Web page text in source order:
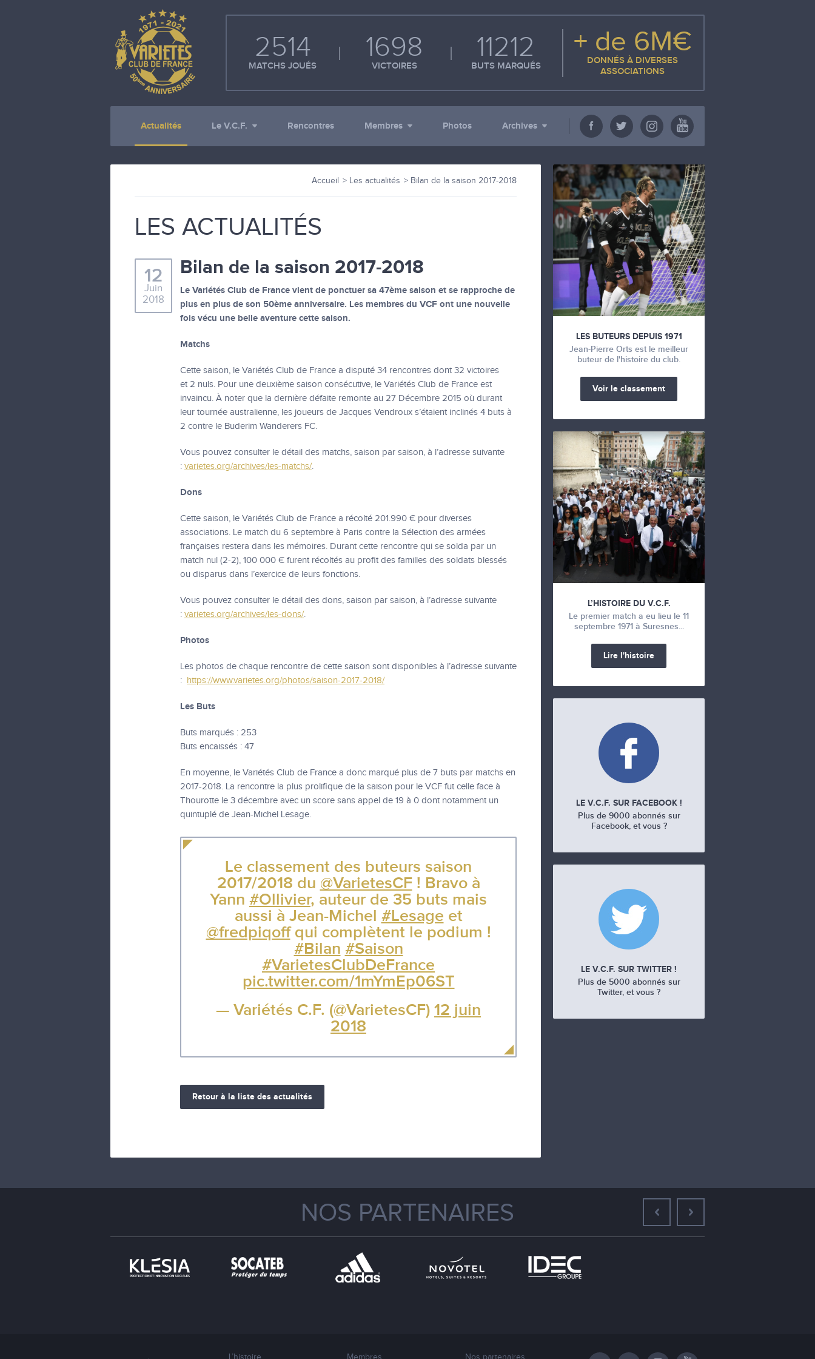
2514
MATCHS JOUÉS
1698
VICTOIRES
11212
BUTS MARQUÉS
+ de 6M€
DONNÉS À DIVERSES
ASSOCIATIONS
Actualités Le V.C.F. Rencontres Membres Photos Archives
Accueil Les actualités Bilan de la saison 2017-2018
LES ACTUALITÉS
Bilan de la saison 2017-2018
12
Juin
2018
Le Variétés Club de France vient de ponctuer sa 47ème saison et se rapproche de
plus en plus de son 50ème anniversaire. Les membres du VCF ont une nouvelle
fois vécu une belle aventure cette saison.
Matchs
Cette saison, le Variétés Club de France a disputé 34 rencontres dont 32 victoires
et 2 nuls. Pour une deuxième saison consécutive, le Variétés Club de France est
invaincu. À noter que la dernière défaite remonte au 27 Décembre 2015 où durant
leur tournée australienne, les joueurs de Jacques Vendroux s’étaient inclinés 4 buts à
2 contre le Buderim Wanderers FC.
Vous pouvez consulter le détail des matchs, saison par saison, à l’adresse suivante
: varietes.org/archives/les-matchs/.
Dons
Cette saison, le Variétés Club de France a récolté 201.990 € pour diverses
associations. Le match du 6 septembre à Paris contre la Sélection des armées
françaises restera dans les mémoires. Durant cette rencontre qui se solda par un
match nul (2-2), 100 000 € furent récoltés au profit des familles des soldats blessés
ou disparus dans l’exercice de leurs fonctions.
Vous pouvez consulter le détail des dons, saison par saison, à l’adresse suivante
: varietes.org/archives/les-dons/.
Photos
Les photos de chaque rencontre de cette saison sont disponibles à l’adresse suivante
: https://www.varietes.org/photos/saison-2017-2018/
Les Buts
Buts marqués : 253
Buts encaissés : 47
En moyenne, le Variétés Club de France a donc marqué plus de 7 buts par matchs en
2017-2018. La rencontre la plus prolifique de la saison pour le VCF fut celle face à
Thourotte le 3 décembre avec un score sans appel de 19 à 0 dont notamment un
quintuplé de Jean-Michel Lesage.
Le classement des buteurs saison
2017/2018 du @VarietesCF! Bravo à
Yann #Ollivier, auteur de 35 buts mais
aussi à Jean-Michel #Lesage et
@fredpiqoffqui complètent le podium !
#Bilan #Saison
#VarietesClubDeFrance
pic.twitter.com/1mYmEp06ST
— Variétés C.F. (@VarietesCF) 12 juin
2018
Retour à la liste des actualités
LES BUTEURS DEPUIS 1971
Jean-Pierre Orts est le meilleur
buteur de l'histoire du club.
Voir le classement
L’HISTOIRE DU V.C.F.
Le premier match a eu lieu le 11
septembre 1971 à Suresnes...
Lire l'histoire
LE V.C.F. SUR FACEBOOK !
Plus de 9000 abonnés sur
Facebook, et vous ?
LE V.C.F. SUR TWITTER !
Plus de 5000 abonnés sur
Twitter, et vous ?
NOS PARTENAIRES